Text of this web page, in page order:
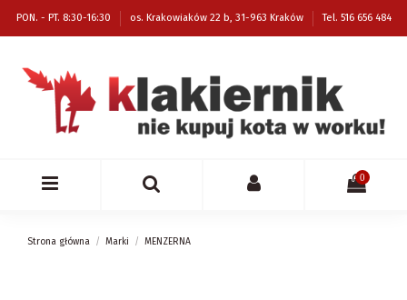
PON. - PT. 8:30-16:30 os. Krakowiaków 22 b, 31-963 Kraków Tel. 516 656 484
0
Strona główna Marki MENZERNA